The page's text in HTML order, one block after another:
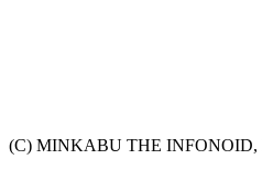
(C) MINKABU THE INFONOID,